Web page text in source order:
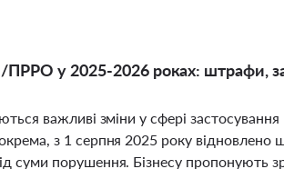
у 2025-2026 роках: штрафи,
важливі зміни у сфері
з 1 серпня 2025 року відновлено
суми порушення. Бізнесу пропонують